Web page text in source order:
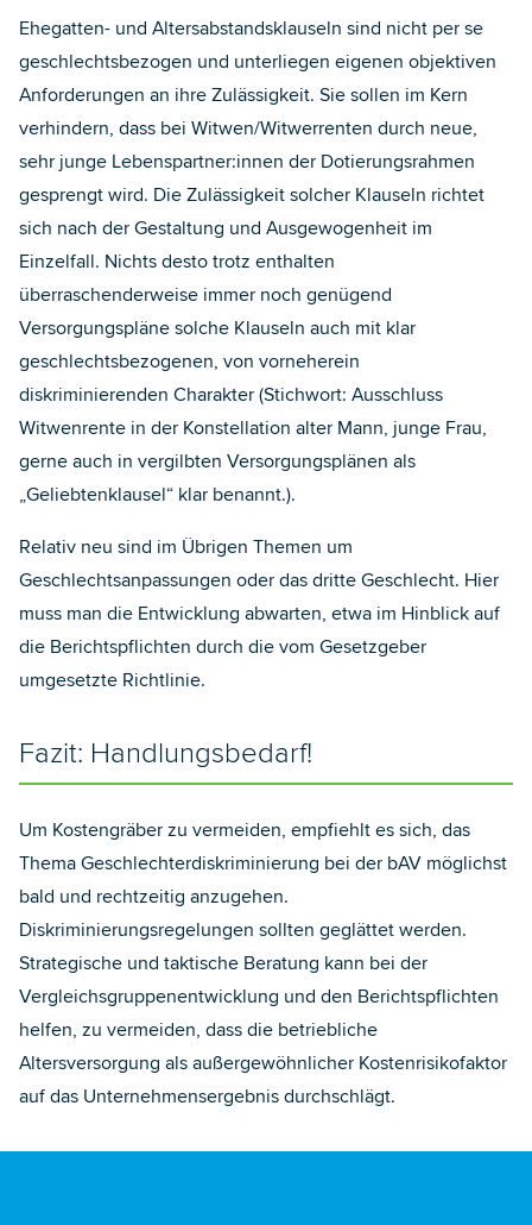
Ehegatten- und Altersabstandsklauseln sind nicht per se
geschlechtsbezogen und unterliegen eigenen objektiven
Anforderungen an ihre Zulässigkeit. Sie sollen im Kern
verhindern, dass bei Witwen/Witwerrenten durch neue,
sehr junge Lebenspartner:innen der Dotierungsrahmen
gesprengt wird. Die Zulässigkeit solcher Klauseln richtet
sich nach der Gestaltung und Ausgewogenheit im
Einzelfall. Nichts desto trotz enthalten
überraschenderweise immer noch genügend
Versorgungspläne solche Klauseln auch mit klar
geschlechtsbezogenen, von vorneherein
diskriminierenden Charakter (Stichwort: Ausschluss
Witwenrente in der Konstellation alter Mann, junge Frau,
gerne auch in vergilbten Versorgungsplänen als
„Geliebtenklausel“ klar benannt.).
Relativ neu sind im Übrigen Themen um
Geschlechtsanpassungen oder das dritte Geschlecht. Hier
muss man die Entwicklung abwarten, etwa im Hinblick auf
die Berichtspflichten durch die vom Gesetzgeber
umgesetzte Richtlinie.
Fazit: Handlungsbedarf!
Um Kostengräber zu vermeiden, empfiehlt es sich, das
Thema Geschlechterdiskriminierung bei der bAV möglichst
bald und rechtzeitig anzugehen.
Diskriminierungsregelungen sollten geglättet werden.
Strategische und taktische Beratung kann bei der
Vergleichsgruppenentwicklung und den Berichtspflichten
helfen, zu vermeiden, dass die betriebliche
Altersversorgung als außergewöhnlicher Kostenrisikofaktor
auf das Unternehmensergebnis durchschlägt.